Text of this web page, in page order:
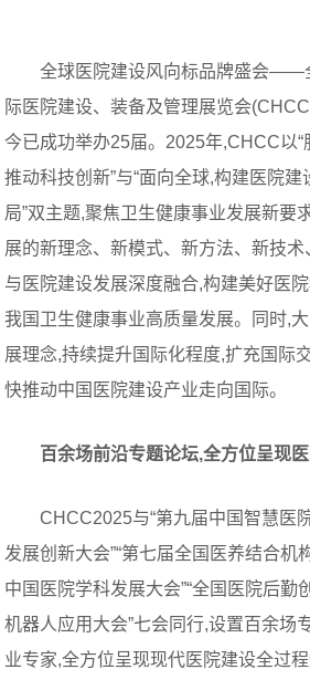
全球医院建设风向标品牌盛会——
际医院建设、装备及管理展览会
今已成功举办25届。2025年,CHCC以
推动科技创新”与“面向全球,构建医院
局”双主题,聚焦卫生健康事业发展新要
展的新理念、新模式、新方法、新技
与医院建设发展深度融合,构建美好医
我国卫生健康事业高质量发展。同时,
展理念,持续提升国际化程度,扩充国际
快推动中国医院建设产业走向国际。
百余场前沿专题论坛,全方位呈现
CHCC2025与“第九届中国智慧医
发展创新大会”“第七届全国医养结合机
中国医院学科发展大会”“全国医院后勤
机器人应用大会”七会同行,设置百余场
业专家,全方位呈现现代医院建设全过